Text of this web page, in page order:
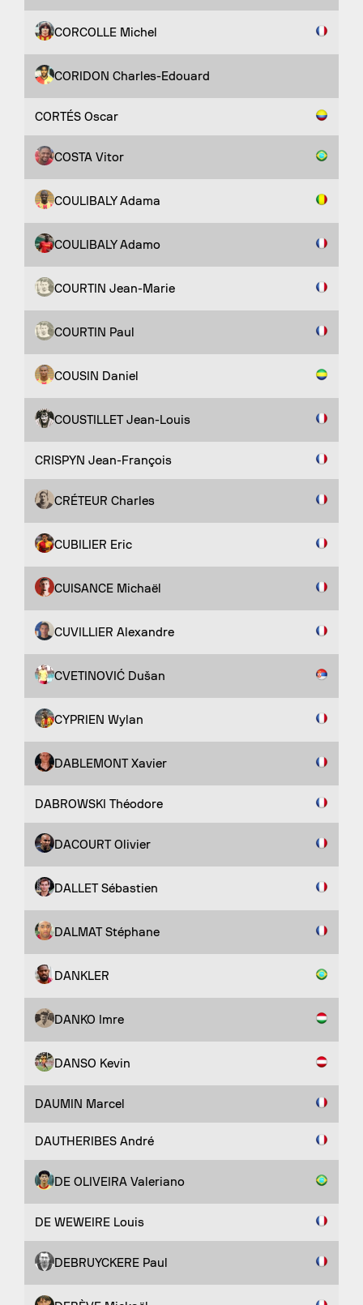
CORCOLLE Michel
CORIDON Charles-Edouard
CORTÉS Oscar
COSTA Vitor
COULIBALY Adama
COULIBALY Adamo
COURTIN Jean-Marie
COURTIN Paul
COUSIN Daniel
COUSTILLET Jean-Louis
CRISPYN Jean-François
CRÉTEUR Charles
CUBILIER Eric
CUISANCE Michaël
CUVILLIER Alexandre
CVETINOVIĆ Dušan
CYPRIEN Wylan
DABLEMONT Xavier
DABROWSKI Théodore
DACOURT Olivier
DALLET Sébastien
DALMAT Stéphane
DANKLER
DANKO Imre
DANSO Kevin
DAUMIN Marcel
DAUTHERIBES André
DE OLIVEIRA Valeriano
DE WEWEIRE Louis
DEBRUYCKERE Paul